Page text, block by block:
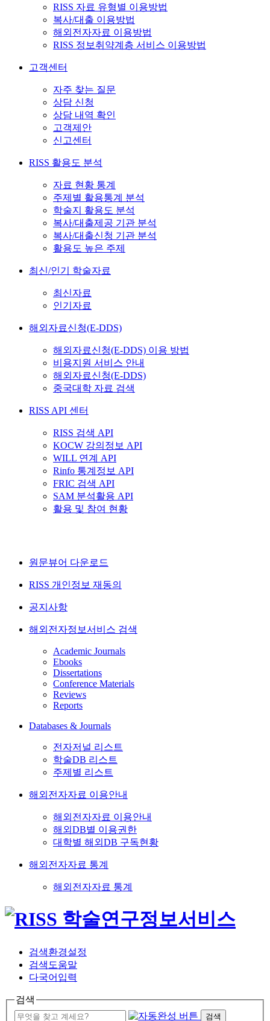
RISS 자료 유형별 이용방법
복사/대출 이용방법
해외전자자료 이용방법
RISS 정보취약계층 서비스 이용방법
고객센터
자주 찾는 질문
상담 신청
상담 내역 확인
고객제안
신고센터
RISS 활용도 분석
자료 현황 통계
주제별 활용통계 분석
학술지 활용도 분석
복사/대출제공 기관 분석
복사/대출신청 기관 분석
활용도 높은 주제
최신/인기 학술자료
최신자료
인기자료
해외자료신청(E-DDS)
해외자료신청(E-DDS) 이용 방법
비용지원 서비스 안내
해외자료신청(E-DDS)
중국대학 자료 검색
RISS API 센터
RISS 검색 API
KOCW 강의정보 API
WILL 연계 API
Rinfo 통계정보 API
FRIC 검색 API
SAM 분석활용 API
활용 및 참여 현황
원문뷰어 다운로드
RISS 개인정보 재동의
공지사항
해외전자정보서비스 검색
Academic Journals
Ebooks
Dissertations
Conference Materials
Reviews
Reports
Databases & Journals
전자저널 리스트
학술DB 리스트
주제별 리스트
해외전자자료 이용안내
해외전자자료 이용안내
해외DB별 이용권한
대학별 해외DB 구독현황
해외전자자료 통계
해외전자자료 통계
검색환경설정
검색도움말
다국어입력
검색
검색